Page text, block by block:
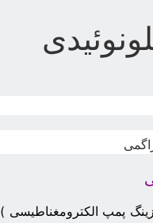
پمپ الکترومغناطیسی )